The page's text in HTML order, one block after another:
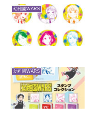
幼稚園WARS
幼稚園WARS